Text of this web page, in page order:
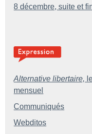
8 décembre, suite et
Alternative libertaire,
mensuel
Communiqués
Webditos